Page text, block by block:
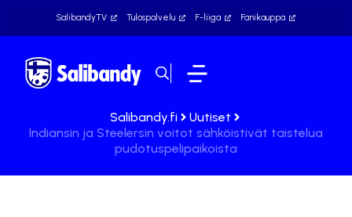
SalibandyTV Tulospalvelu F-liiga Fanikauppa
Salibandy.fi
Uutiset
Indiansin ja Steelersin voitot sähköistivät taistelua
pudotuspelipaikoista